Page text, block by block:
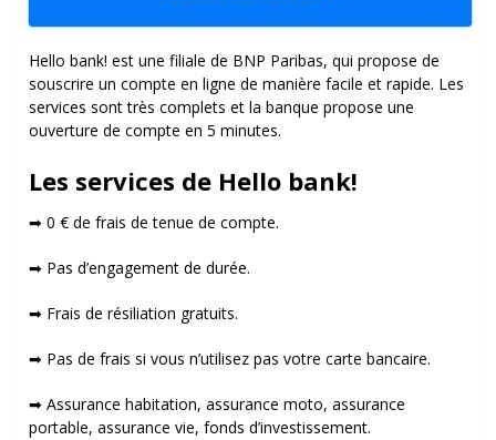
Hello bank! est une filiale de BNP Paribas, qui propose de
souscrire un compte en ligne de manière facile et rapide. Les
services sont très complets et la banque propose une
ouverture de compte en 5 minutes.
Les services de Hello bank!
➡ 0 € de frais de tenue de compte.
➡ Pas d’engagement de durée.
➡ Frais de résiliation gratuits.
➡ Pas de frais si vous n’utilisez pas votre carte bancaire.
➡ Assurance habitation, assurance moto, assurance
portable, assurance vie, fonds d’investissement.